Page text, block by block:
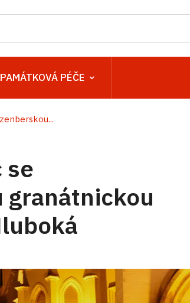
PAMÁTKOVÁ PÉČE
se
granátnickou